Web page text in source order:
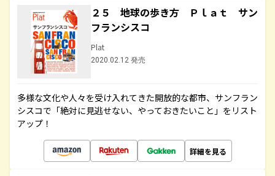
２５ 地球の歩き方 Ｐｌａｔ サン
フランシスコ
Plat
2020.02.12 発売
多様な文化や人々を受け入れてきた開放的な都市、サンフラン
シスコで「絶対に見逃せない、やっておきたいこと」をリスト
アップ！
詳細を見る